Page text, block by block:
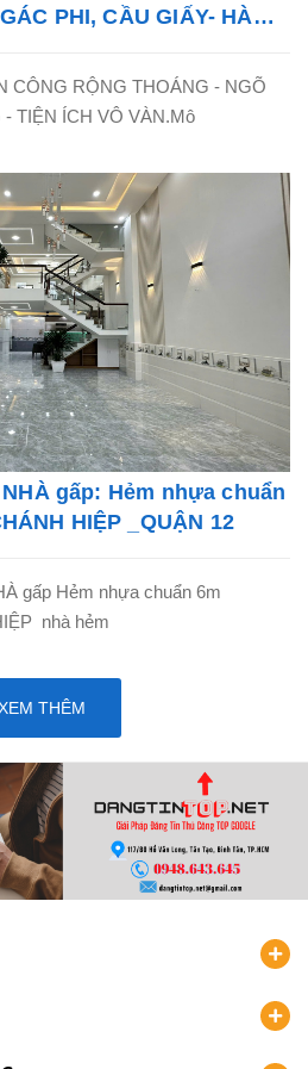
PHI, CẦU GIẤY- HÀ
CÔNG RỘNG THOÁNG - NGÕ
TIỆN ÍCH VÔ VÀN.Mô
gấp: Hẻm nhựa chuẩn
HIỆP _QUẬN 12
gấp Hẻm nhựa chuẩn 6m
nhà hẻm
THÊM